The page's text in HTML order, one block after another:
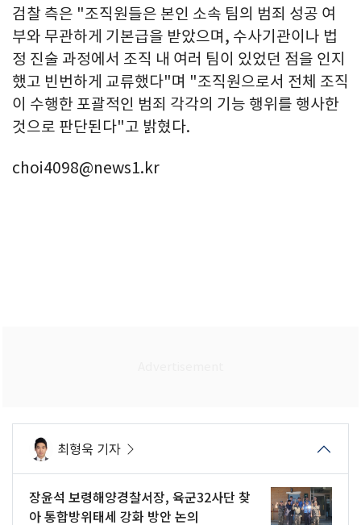
검찰 측은 "조직원들은 본인 소속 팀의 범죄 성공 여
부와 무관하게 기본급을 받았으며, 수사기관이나 법
정 진술 과정에서 조직 내 여러 팀이 있었던 점을 인지
했고 빈번하게 교류했다"며 "조직원으로서 전체 조직
이 수행한 포괄적인 범죄 각각의 기능 행위를 행사한
것으로 판단된다"고 밝혔다.
choi4098@news1.kr
최형욱 기자
장윤석 보령해양경찰서장, 육군32사단 찾
아 통합방위태세 강화 방안 논의